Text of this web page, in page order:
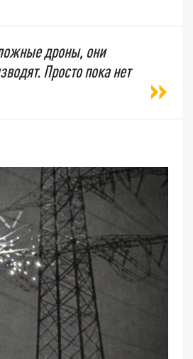
дроны, они
Просто пока нет